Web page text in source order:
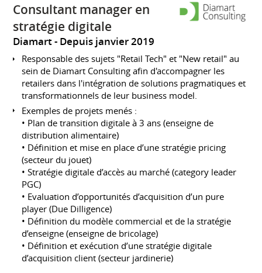
Consultant manager en
stratégie digitale
Diamart Depuis janvier 2019
Responsable des sujets "Retail Tech" et "New retail" au
sein de Diamart Consulting afin d'accompagner les
retailers dans l'intégration de solutions pragmatiques et
transformationnels de leur business model.
Exemples de projets menés :
• Plan de transition digitale à 3 ans (enseigne de
distribution alimentaire)
• Définition et mise en place d’une stratégie pricing
(secteur du jouet)
• Stratégie digitale d’accès au marché (category leader
PGC)
• Evaluation d’opportunités d’acquisition d’un pure
player (Due Dilligence)
• Définition du modèle commercial et de la stratégie
d’enseigne (enseigne de bricolage)
• Définition et exécution d’une stratégie digitale
d’acquisition client (secteur jardinerie)